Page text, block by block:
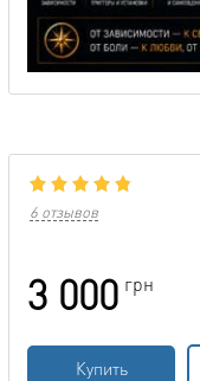
6 отзывов
3 000 грн
Купить